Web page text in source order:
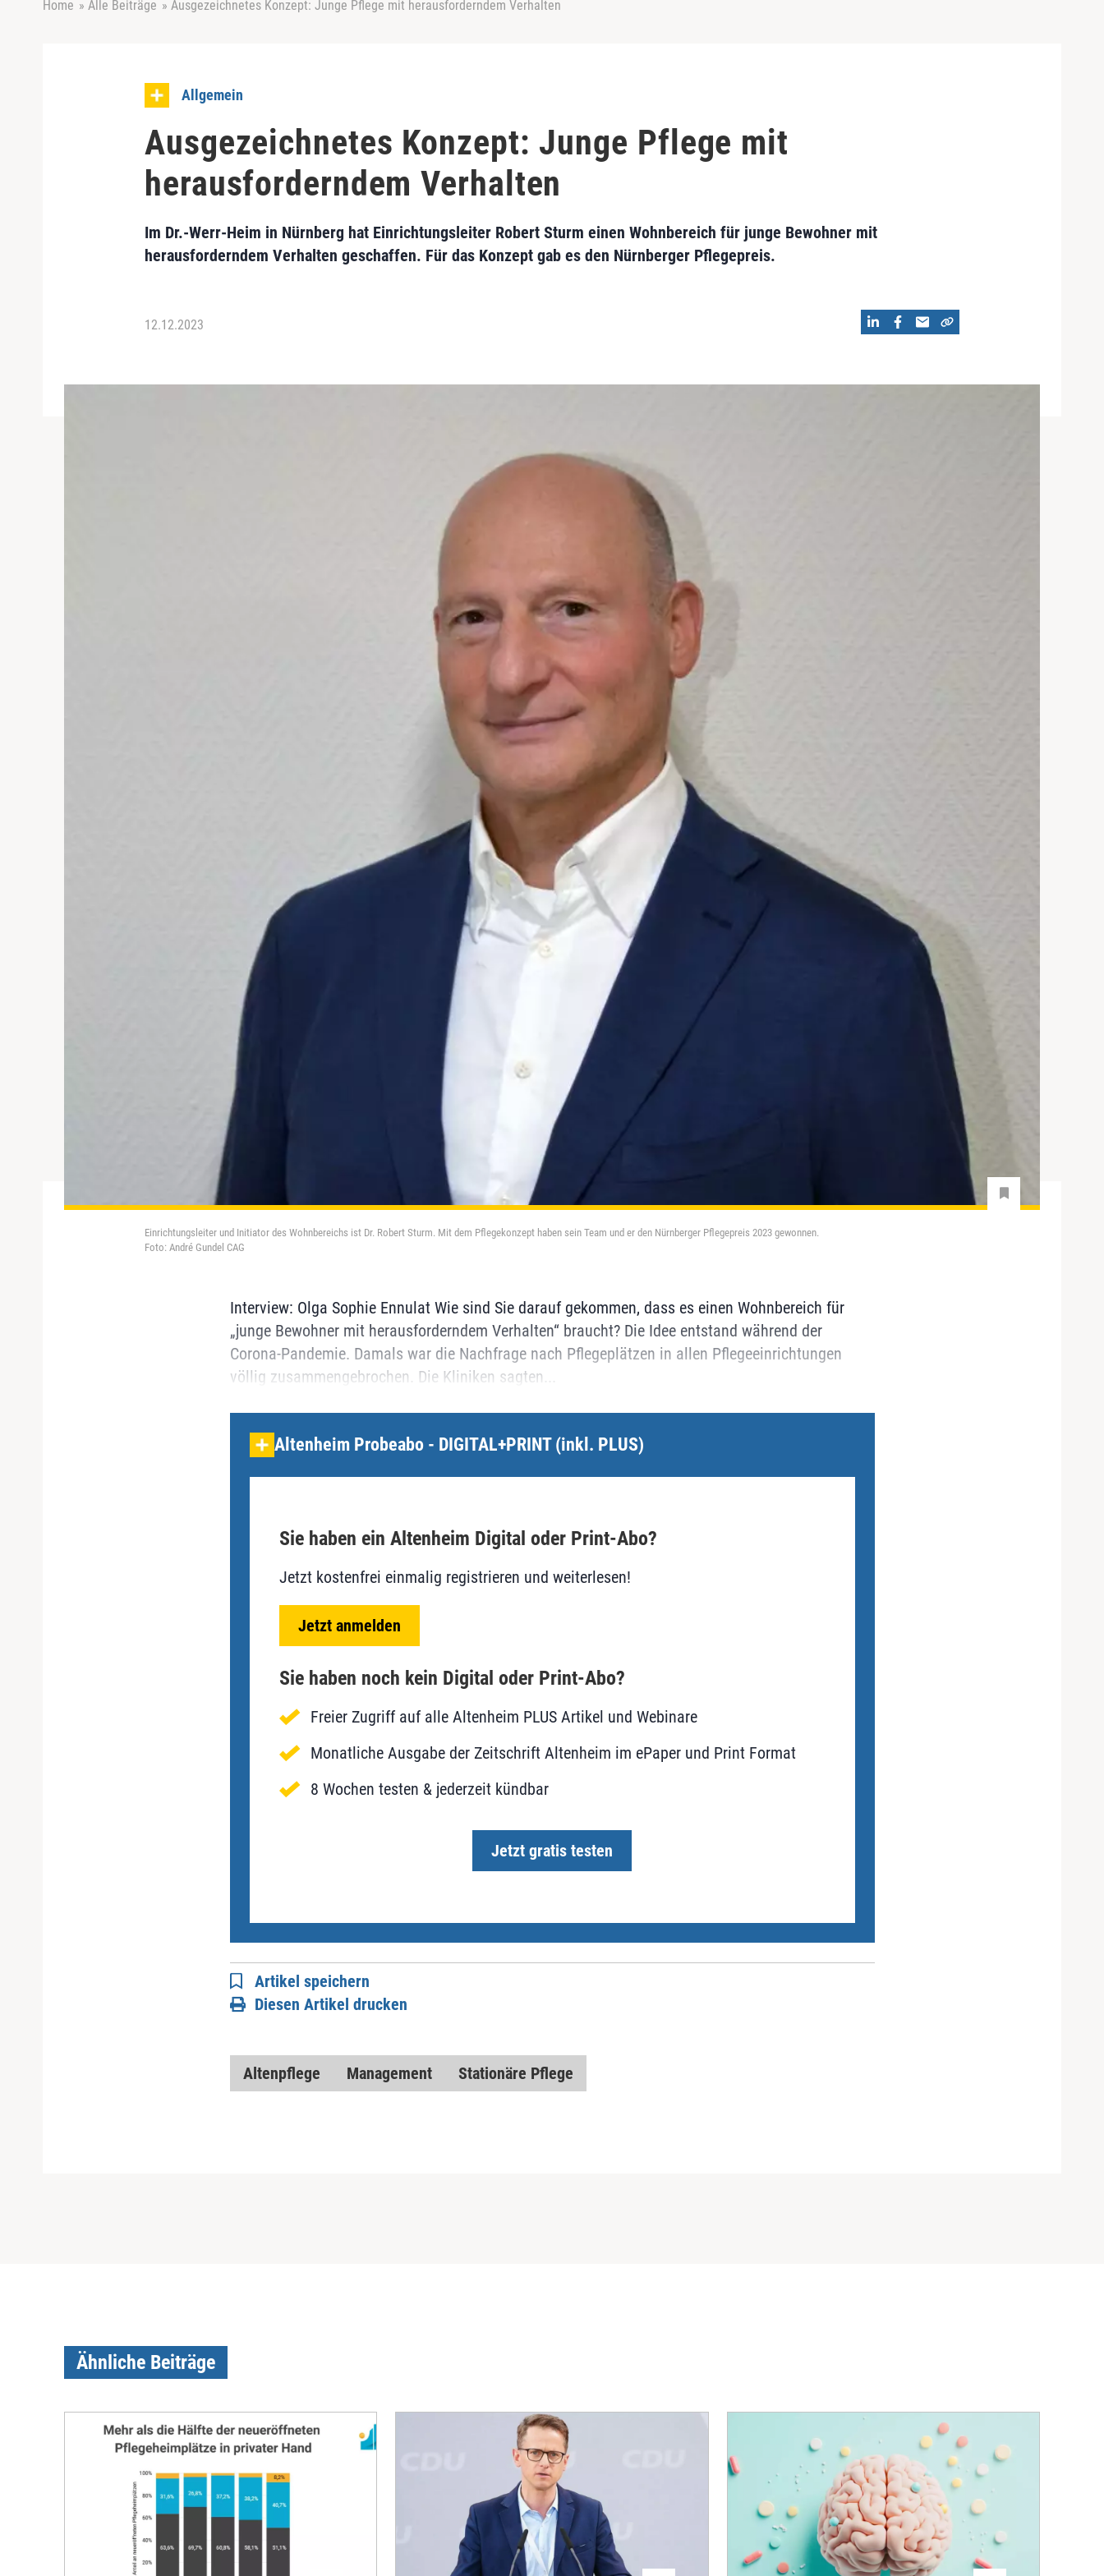
Home » Alle Beiträge » Ausgezeichnetes Konzept: Junge Pflege mit herausforderndem Verhalten
Allgemein
Ausgezeichnetes Konzept: Junge Pflege mit
herausforderndem Verhalten
Im Dr.-Werr-Heim in Nürnberg hat Einrichtungsleiter Robert Sturm einen Wohnbereich für junge Bewohner mit
herausforderndem Verhalten geschaffen. Für das Konzept gab es den Nürnberger Pflegepreis.
12.12.2023
Einrichtungsleiter und Initiator des Wohnbereichs ist Dr. Robert Sturm. Mit dem Pflegekonzept haben sein Team und er den Nürnberger Pflegepreis 2023 gewonnen.
Foto: André Gundel CAG
Interview: Olga Sophie Ennulat Wie sind Sie darauf gekommen, dass es einen Wohnbereich für
„junge Bewohner mit herausforderndem Verhalten“ braucht? Die Idee entstand während der
Corona-Pandemie. Damals war die Nachfrage nach Pflegeplätzen in allen Pflegeeinrichtungen
völlig zusammengebrochen. Die Kliniken sagten...
Altenheim Probeabo - DIGITAL+PRINT (inkl. PLUS)
Sie haben ein Altenheim Digital oder Print-Abo?
Jetzt kostenfrei einmalig registrieren und weiterlesen!
Jetzt anmelden
Sie haben noch kein Digital oder Print-Abo?
Freier Zugriff auf alle Altenheim PLUS Artikel und Webinare
Monatliche Ausgabe der Zeitschrift Altenheim im ePaper und Print Format
8 Wochen testen & jederzeit kündbar
Jetzt gratis testen
Artikel speichern
Diesen Artikel drucken
Altenpflege Management Stationäre Pflege
Ähnliche Beiträge